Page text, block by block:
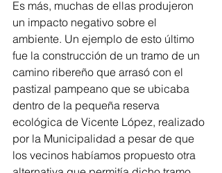
Es más, muchas de ellas produjeron
un impacto negativo sobre el
ambiente. Un ejemplo de esto último
fue la construcción de un tramo de un
camino ribereño que arrasó con el
pastizal pampeano que se ubicaba
dentro de la pequeña reserva
ecológica de Vicente López, realizado
por la Municipalidad a pesar de que
los vecinos habíamos propuesto otra